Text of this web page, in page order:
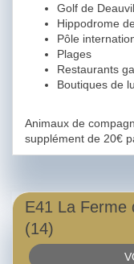
Golf de
Hippodrome
Pôle
Plages
Restaurants
Boutiques de
Animaux de
supplément de 20€
E41 La Ferme
(14)